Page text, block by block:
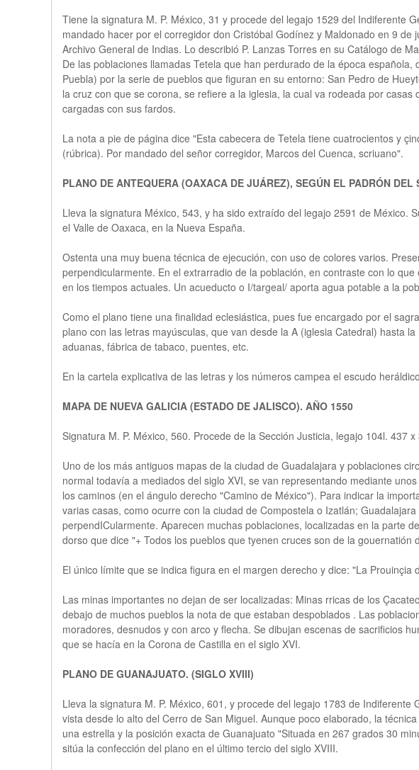
Tiene la signatura M. P. México, 31 y procede del legajo 1529 del Indiferente
mandado hacer por el corregidor don Cristóbal Godínez y Maldonado en 9
Archivo General de Indias. Lo describió P. Lanzas Torres en su Catálogo de
De las poblaciones llamadas Tetela que han perdurado de la época
Puebla) por la serie de pueblos que figuran en su entorno: San Pedro de
la cruz con que se corona, se refiere a la iglesia, la cual va rodeada por
cargadas con sus fardos.
La nota a pie de página dice "Esta cabecera de Tetela tiene cuatrocientos y
(rúbrica). Por mandado del señor corregidor, Marcos del Cuenca, scriuano".
PLANO DE ANTEQUERA (OAXACA DE JUÁREZ), SEGÚN EL PADRÓN
Lleva la signatura México, 543, y ha sido extraído del legajo 2591 de México.
el Valle de Oaxaca, en la Nueva España.
Ostenta una muy buena técnica de ejecución, con uso de colores varios.
perpendicularmente. En el extrarradio de la población, en contraste con lo
en los tiempos actuales. Un acueducto o I/targeal/ aporta agua potable a la
Como el plano tiene una finalidad eclesiástica, pues fue encargado por el
plano con las letras mayúsculas, que van desde la A (iglesia Catedral) hasta
aduanas, fábrica de tabaco, puentes, etc.
En la cartela explicativa de las letras y los números campea el escudo
MAPA DE NUEVA GALICIA (ESTADO DE JALISCO). AÑO 1550
Signatura M. P. México, 560. Procede de la Sección Justicia, legajo 104l. 437 x
Uno de los más antiguos mapas de la ciudad de Guadalajara y poblaciones
normal todavía a mediados del siglo XVI, se van representando mediante
los caminos (en el ángulo derecho "Camino de México"). Para indicar la
varias casas, como ocurre con la ciudad de Compostela o Izatlán;
perpendICularmente. Aparecen muchas poblaciones, localizadas en la parte
dorso que dice "+ Todos los pueblos que tyenen cruces son de la
El único límite que se indica figura en el margen derecho y dice: "La
Las minas importantes no dejan de ser localizadas: Minas rricas de los
debajo de muchos pueblos la nota de que estaban despoblados . Las
moradores, desnudos y con arco y flecha. Se dibujan escenas de sacrificios
que se hacía en la Corona de Castilla en el siglo XVI.
PLANO DE GUANAJUATO. (SIGLO XVIII)
Lleva la signatura M. P. México, 601, y procede del legajo 1783 de
vista desde lo alto del Cerro de San Miguel. Aunque poco elaborado, la
una estrella y la posición exacta de Guanajuato "Situada en 267 grados 30
sitúa la confección del plano en el último tercio del siglo XVIII.